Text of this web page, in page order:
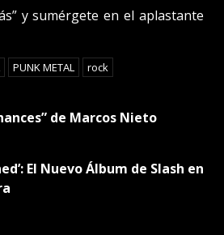
y sumérgete en el aplastante
PUNK METAL rock
de Marcos Nieto
El Nuevo Álbum de Slash en